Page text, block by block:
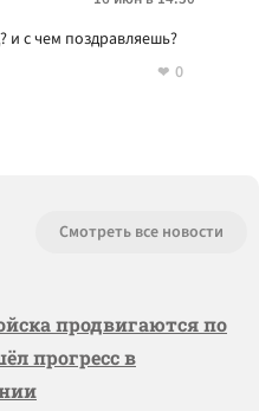
и с чем поздравляешь?
0
Смотреть все новости
продвигаются по
прогресс в